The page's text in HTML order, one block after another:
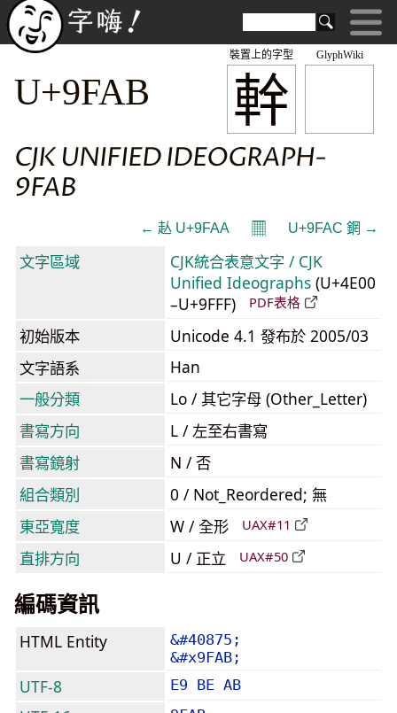
GlyphWiki
龫
裝置上的字型
U+9FAB
CJK UNIFIED IDEOGRAPH-
9FAB
← 龪 U+9FAA 𝄜 U+9FAC 龬 →
文字區域
CJK統合表意文字 / CJK
Unified Ideographs (U+4E00
–U+9FFF)
PDF表格
初始版本
Unicode 4.1 發布於 2005/03
文字語系
Han
一般分類
Lo / 其它字母 (Other_Letter)
書寫方向
L / 左至右書寫
書寫鏡射
N / 否
組合類別
0 / Not_Reordered; 無
東亞寬度
W / 全形 UAX#11
直排方向 U / 正立 UAX#50
編碼資訊
HTML Entity
&#40875;
&#x9FAB;
UTF-8 E9 BE AB